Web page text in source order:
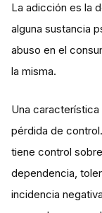
La adicción es la
alguna sustancia
abuso en el
la misma.
Una
pérdida de
tiene control
dependencia,
incidencia